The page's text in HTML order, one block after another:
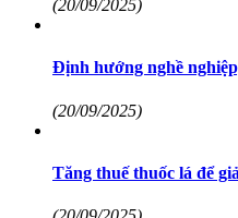
(20/09/2025)
Định hướng nghề
(20/09/2025)
Tăng thuế thuốc lá để